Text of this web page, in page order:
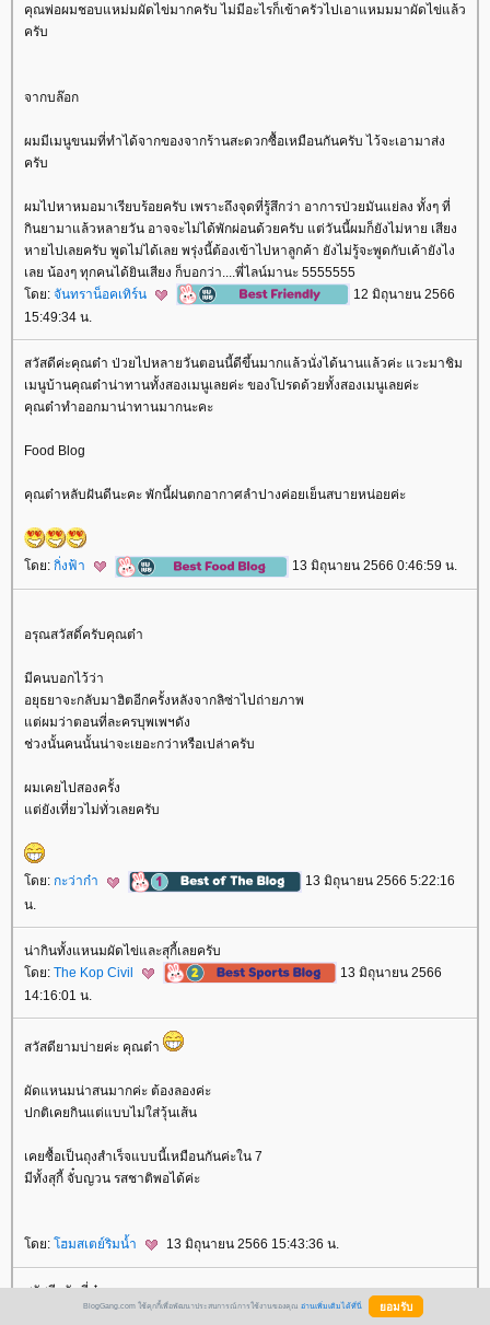
คุณพ่อผมชอบแหม่มผัดไข่มากครับ ไม่มีอะไรก็เข้าครัวไปเอาแหมมมาผัดไข่แล้ว
ครับ
จากบล๊อก
ผมมีเมนูขนมที่ทำได้จากของจากร้านสะดวกซื้อเหมือนกันครับ ไว้จะเอามาส่ง
ครับ
ผมไปหาหมอมาเรียบร้อยครับ เพราะถึงจุดที่รู้สึกว่า อาการป่วยมันแย่ลง ทั้งๆ ที่
กินยามาแล้วหลายวัน อาจจะไม่ได้พักผ่อนด้วยครับ แต่วันนี้ผมก็ยังไม่หาย เสียง
หายไปเลยครับ พูดไม่ได้เลย พรุ่งนี้ต้องเข้าไปหาลูกค้า ยังไม่รู้จะพูดกับเค้ายังไง
เลย น้องๆ ทุกคนได้ยินเสียง ก็บอกว่า....พี่ไลน์มานะ 5555555
ดย: จันทราน็อคเทิร์น
12 มิถุนายน 2566
15:49:34 น.
สวัสดีค่ะคุณต๋า ป่วยไปหลายวันตอนนี้ดีขึ้นมากแล้วนั่งได้นานแล้วค่ะ แวะมาชิม
เมนูบ้านคุณต๋าน่าทานทั้งสองเมนูเลยค่ะ ของโปรดด้วยทั้งสองเมนูเลยค่ะ
คุณต๋าทำออกมาน่าทานมากนะคะ
Food Blog
คุณต๋าหลับฝันดีนะคะ พักนี้ฝนตกอากาศลำปางค่อยเย็นสบายหน่อยค่ะ
ดย: กิ่งฟ้า 13 มิถุนายน 2566 0:46:59 น.
อรุณสวัสดิ์ครับคุณต๋า
มีคนบอกไว้ว่า
อยุธยาจะกลับมาฮิตอีกครั้งหลังจากลิซ่าไปถ่ายภาพ
ต่ผมว่าตอนที่ละครบุพเพฯดัง
ช่วงนั้นคนนั้นน่าจะเยอะกว่าหรือเปล่าครับ
ผมเคยไปสองครั้ง
ต่ยังเที่ยวไม่ทั่วเลยครับ
ดย: กะว่าก๋า
13 มิถุนายน 2566 5:22:16
น.
น่ากินทั้งแหนมผัดไข่และสุกี้เลยครับ
ดย: The Kop Civil
13 มิถุนายน 2566
14:16:01 น.
สวัสดียามบ่ายค่ะ คุณต๋า
ผัดแหนมน่าสนมากค่ะ ต้องลองค่ะ
ปกติเคยกินแต่แบบไม่ใส่วุ้นเส้น
เคยซื้อเป็นถุงสำเร็จแบบนี้เหมือนกันค่ะใน 7
มีทั้งสุกี้ จั๋บญวน รสชาติพอได้ค่ะ
ดย: ฮมสเตย์ริมน้ำ 13 มิถุนายน 2566 15:43:36 น.
สวัสดีครับพี่ต๋า
BlogGang.com ใช้คุกกี้เพื่อพัฒนาประสบการณ์การใช้งานของคุณ อ่านเพิ่มเติมได้ที่นี่